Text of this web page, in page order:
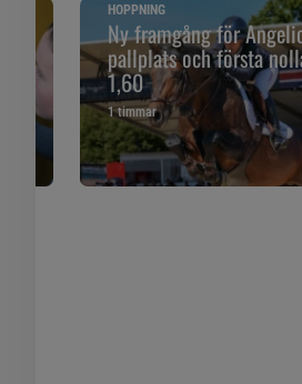
HOPPNING
Ny framgång för
pallplats och första
1,60
1 timmar